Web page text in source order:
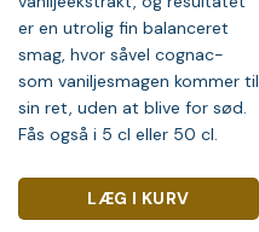
er en utrolig fin balanceret
smag, hvor såvel cognac-
som vaniljesmagen kommer til
sin ret, uden at blive for sød.
Fås også i 5 cl eller 50 cl.
LÆG I KURV